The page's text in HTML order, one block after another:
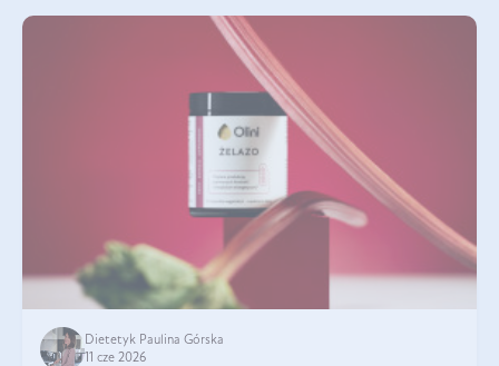
Dietetyk Paulina Górska
11 cze 2026